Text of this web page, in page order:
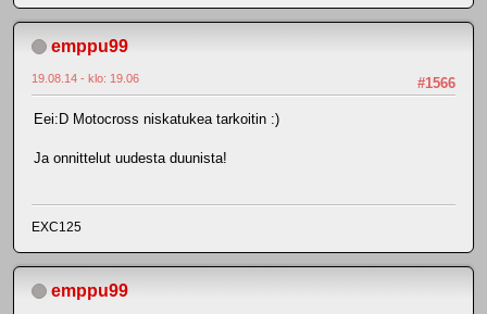
emppu99
#1566
19.08.14 - klo: 19.06
Eei:D Motocross niskatukea tarkoitin :)
Ja onnittelut uudesta duunista!
EXC125
emppu99